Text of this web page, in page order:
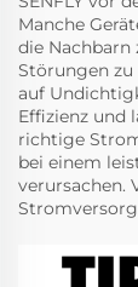
Manche
die Nachbarn
Störungen zu
auf
Effizienz und
richtige
bei einem
verursachen.